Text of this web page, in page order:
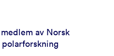
av Norsk